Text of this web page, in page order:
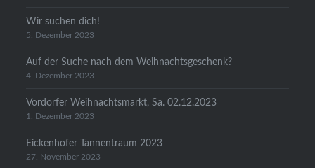
Wir suchen dich!
5. Dezember 2023
Auf der Suche nach dem Weihnachtsgeschenk?
4. Dezember 2023
Vordorfer Weihnachtsmarkt, Sa. 02.12.2023
1. Dezember 2023
Eickenhofer Tannentraum 2023
27. November 2023